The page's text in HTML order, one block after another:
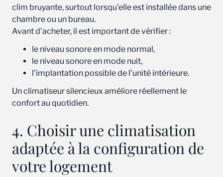
clim bruyante, surtout lorsqu’elle est installée dans une
chambre ou un bureau.
Avant d’acheter, il est important de vérifier :
le niveau sonore en mode normal,
le niveau sonore en mode nuit,
l’implantation possible de l’unité intérieure.
Un climatiseur silencieux améliore réellement le
confort au quotidien.
4. Choisir une climatisation
adaptée à la configuration de
votre logement